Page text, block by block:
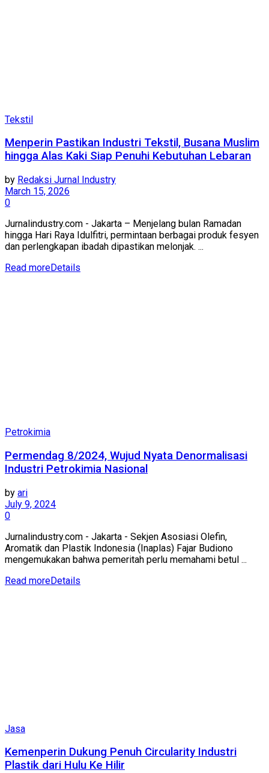
Tekstil
Menperin Pastikan Industri Tekstil, Busana Muslim
hingga Alas Kaki Siap Penuhi Kebutuhan Lebaran
by Redaksi Jurnal Industry
March 15, 2026
0
Jurnalindustry.com - Jakarta – Menjelang bulan Ramadan
hingga Hari Raya Idulfitri, permintaan berbagai produk fesyen
dan perlengkapan ibadah dipastikan melonjak. ...
Read moreDetails
Petrokimia
Permendag 8/2024, Wujud Nyata Denormalisasi
Industri Petrokimia Nasional
by ari
July 9, 2024
0
Jurnalindustry.com - Jakarta - Sekjen Asosiasi Olefin,
Aromatik dan Plastik Indonesia (Inaplas) Fajar Budiono
mengemukakan bahwa pemeritah perlu memahami betul ...
Read moreDetails
Jasa
Kemenperin Dukung Penuh Circularity Industri
Plastik dari Hulu Ke Hilir